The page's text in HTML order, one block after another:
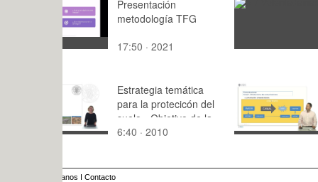
Presentación
metodología TFG
17:50 · 2021
1:11 ·
Estrategia temática
para la protecicón del
suelo - Objetivo de la
estrategia
6:40 · 2010 4:46 · 2018